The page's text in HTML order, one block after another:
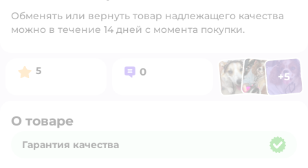
Обменять или вернуть товар надлежащего качества
можно в течение 14 дней с момента покупки.
Рейтинг:
5 Вопросов:
0 ФотоФотоФото
+5
Открыть
О товаре
Гарантия качества